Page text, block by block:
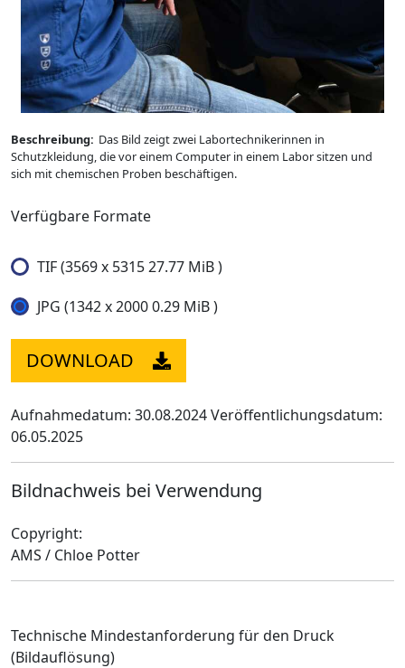
Beschreibung: Das Bild zeigt zwei Labortechnikerinnen in
Schutzkleidung, die vor einem Computer in einem Labor sitzen und
sich mit chemischen Proben beschäftigen.
Verfügbare Formate
TIF (3569 x 5315 27.77 MiB )
JPG (1342 x 2000 0.29 MiB )
DOWNLOAD
Aufnahmedatum: 30.08.2024Veröffentlichungsdatum:
06.05.2025
Bildnachweis bei Verwendung
Copyright:
AMS / Chloe Potter
Technische Mindestanforderung für den Druck
(Bildauflösung)